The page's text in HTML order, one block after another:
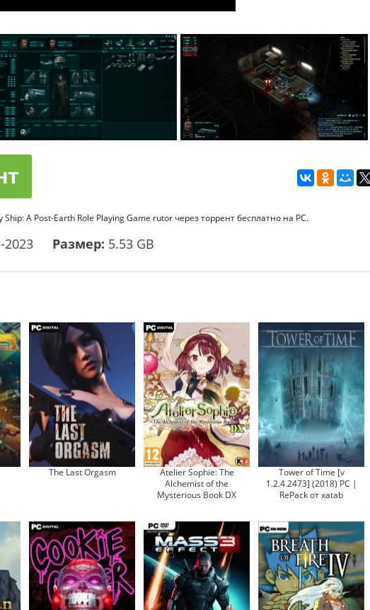
A Post-Earth Role Playing Game rutor через торрент бесплатно на PC.
2023 Размер: 5.53 GB
The Last Orgasm
Atelier Sophie: The
Alchemist of the
Mysterious Book DX
Tower of Time [v
1.2.4.2473] (2018) PC |
RePack от xatab